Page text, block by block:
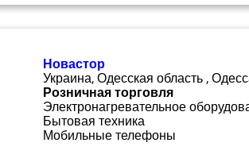
Новастор
Украина, Одесская область ,
Розничная торговля
Электронагревательное
Бытовая техника
Мобильные телефоны